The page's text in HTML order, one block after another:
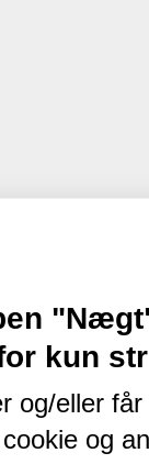
kun
og/eller
og